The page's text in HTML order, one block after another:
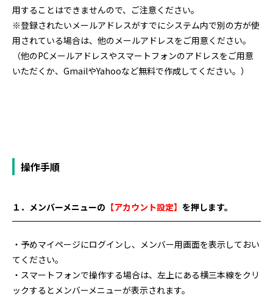
用することはできませんので、ご注意ください。
※登録されたいメールアドレスがすでにシステム内で別の方が使
用されている場合は、他のメールアドレスをご用意ください。
（他のPCメールアドレスやスマートフォンのアドレスをご用意
いただくか、GmailやYahooなど無料で作成してください。）
操作手順
１．メンバーメニューの 【アカウント設定】 を押します。
・予めマイページにログインし、メンバー用画面を表示しておい
てください。
・スマートフォンで操作する場合は、左上にある横三本線をクリ
ックするとメンバーメニューが表示されます。